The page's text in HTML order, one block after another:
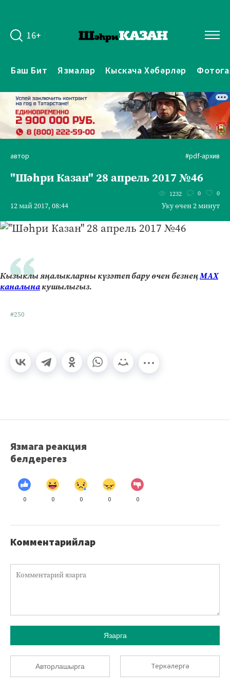
16+
Баш Бит Язмалар Кыскача Хәбәрләр
автор #pdf-архив
"Шәһри Казан" 28 апрель 2017 №46
12 май 2017, 08:44
1232 0 0
Уку өчен 2 минут
Кызыклы яңалыкларны күзәтеп бару өчен безнеңМАХ
каналынакушылыгыз.
#250
Язмага реакция
белдерегез
0 0 0 0 0
Комментарийлар
Язарга
Авторлашырга Теркәлергә